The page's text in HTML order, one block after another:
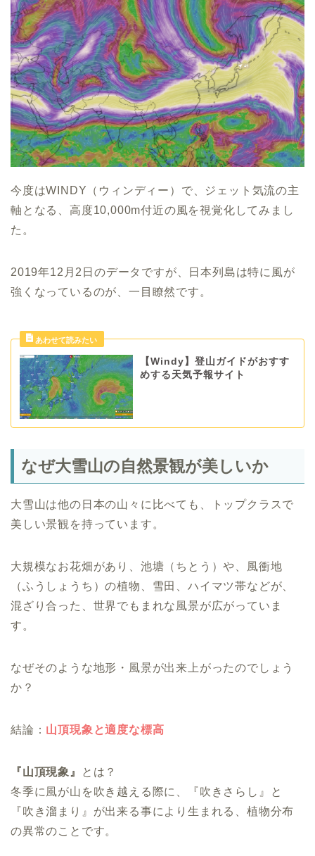
今度はWINDY（ウィンディー）で、ジェット気流の主
軸となる、高度10,000m付近の風を視覚化してみまし
た。
2019年12月2日のデータですが、日本列島は特に風が
強くなっているのが、一目瞭然です。
【Windy】登山ガイドがおすす
めする天気予報サイト
なぜ大雪山の自然景観が美しいか
大雪山は他の日本の山々に比べても、トップクラスで
美しい景観を持っています。
大規模なお花畑があり、池塘（ちとう）や、風衝地
（ふうしょうち）の植物、雪田、ハイマツ帯などが、
混ざり合った、世界でもまれな風景が広がっていま
す。
なぜそのような地形・風景が出来上がったのでしょう
か？
結論： 山頂現象と適度な標高
『山頂現象』
とは？
冬季に風が山を吹き越える際に、『吹きさらし』と
『吹き溜まり』が出来る事により生まれる、植物分布
の異常のことです。